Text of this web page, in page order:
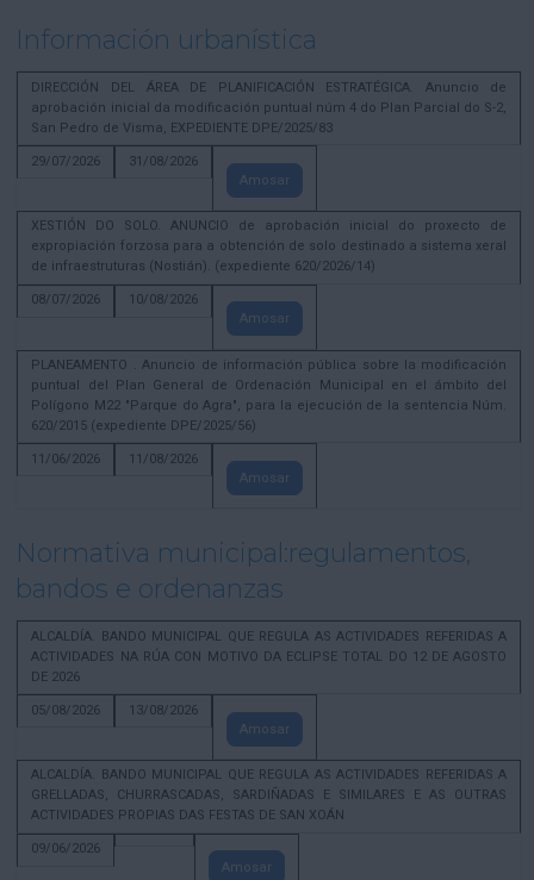
Información urbanística
DIRECCIÓN DEL ÁREA DE PLANIFICACIÓN ESTRATÉGICA. Anuncio de
aprobación inicial da modificación puntual núm 4 do Plan Parcial do S-2,
San Pedro de Visma, EXPEDIENTE DPE/2025/83
29/07/2026
31/08/2026
Amosar
XESTIÓN DO SOLO. ANUNCIO de aprobación inicial do proxecto de
expropiación forzosa para a obtención de solo destinado a sistema xeral
de infraestruturas (Nostián). (expediente 620/2026/14)
08/07/2026
10/08/2026
Amosar
PLANEAMENTO . Anuncio de información pública sobre la modificación
puntual del Plan General de Ordenación Municipal en el ámbito del
Polígono M22 "Parque do Agra", para la ejecución de la sentencia Núm.
620/2015 (expediente DPE/2025/56)
11/06/2026
11/08/2026
Amosar
Normativa municipal:regulamentos,
bandos e ordenanzas
ALCALDÍA. BANDO MUNICIPAL QUE REGULA AS ACTIVIDADES REFERIDAS A
ACTIVIDADES NA RÚA CON MOTIVO DA ECLIPSE TOTAL DO 12 DE AGOSTO
DE 2026
05/08/2026
13/08/2026
Amosar
ALCALDÍA. BANDO MUNICIPAL QUE REGULA AS ACTIVIDADES REFERIDAS A
GRELLADAS, CHURRASCADAS, SARDIÑADAS E SIMILARES E AS OUTRAS
ACTIVIDADES PROPIAS DAS FESTAS DE SAN XOÁN
09/06/2026
Amosar